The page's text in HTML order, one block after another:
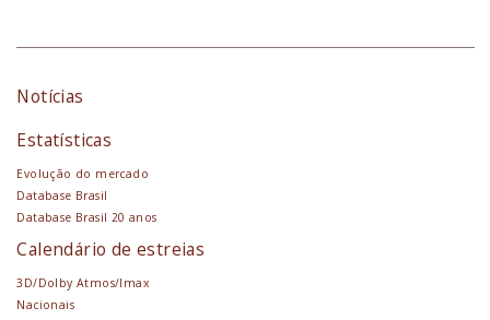
Notícias
Estatísticas
Evolução do mercado
Database Brasil
Database Brasil 20 anos
Calendário de estreias
3D/Dolby Atmos/Imax
Nacionais